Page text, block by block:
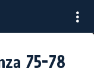
75-78